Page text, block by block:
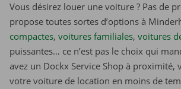
Vous désirez louer une voiture ? Pas de
propose toutes sortes d’options à
compactes, voitures familiales, voitures
puissantes… ce n’est pas le choix qui
avez un Dockx Service Shop à proximité,
votre voiture de location en moins de